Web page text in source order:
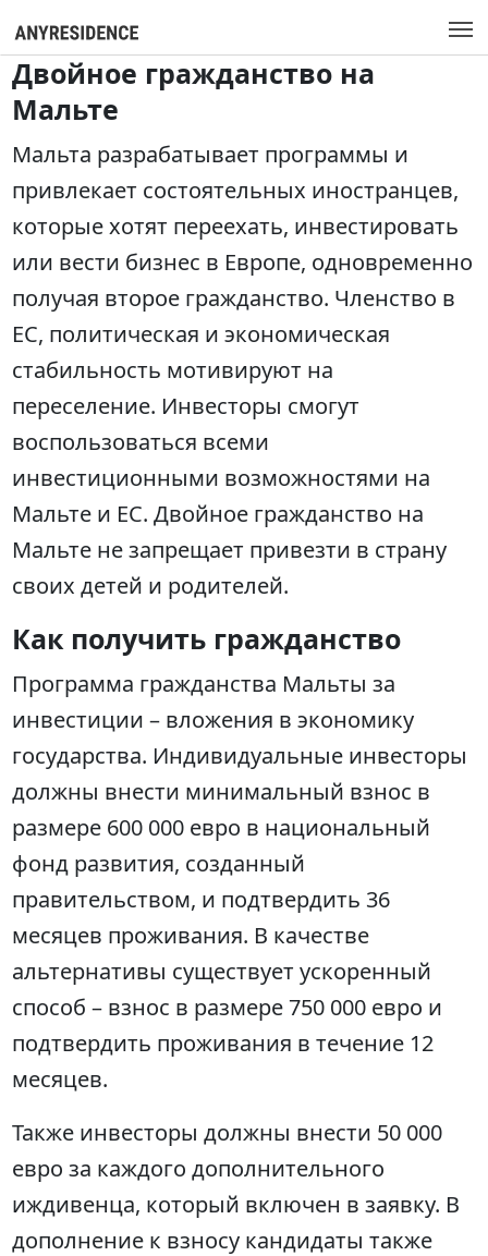
Двойное гражданство на
Мальте
Мальта разрабатывает программы и
привлекает состоятельных иностранцев,
которые хотят переехать, инвестировать
или вести бизнес в Европе, одновременно
получая второе гражданство. Членство в
ЕС, политическая и экономическая
стабильность мотивируют на
переселение. Инвесторы смогут
воспользоваться всеми
инвестиционными возможностями на
Мальте и ЕС. Двойное гражданство на
Мальте не запрещает привезти в страну
своих детей и родителей.
Как получить гражданство
Программа гражданства Мальты за
инвестиции – вложения в экономику
государства. Индивидуальные инвесторы
должны внести минимальный взнос в
размере 600 000 евро в национальный
фонд развития, созданный
правительством, и подтвердить 36
месяцев проживания. В качестве
альтернативы существует ускоренный
способ – взнос в размере 750 000 евро и
подтвердить проживания в течение 12
месяцев.
Также инвесторы должны внести 50 000
евро за каждого дополнительного
иждивенца, который включен в заявку. В
дополнение к взносу кандидаты также